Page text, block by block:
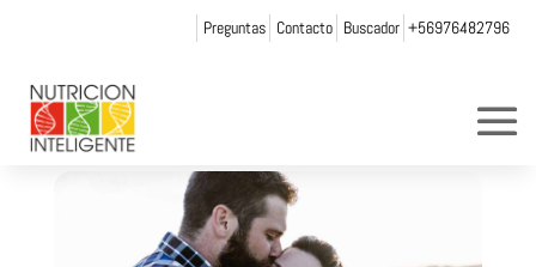
Preguntas Contacto Buscador +56976482796